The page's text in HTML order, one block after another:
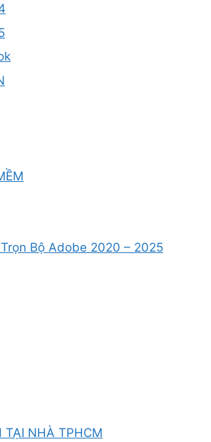
Bộ Adobe 2020 – 2025
TẠI NHÀ TPHCM